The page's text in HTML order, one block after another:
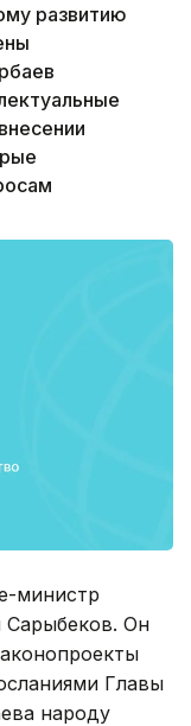
развитию
министр
Сарыбеков. Он
Главы
народу